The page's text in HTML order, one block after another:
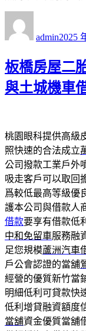
admin佈
期:
2025
板橋房屋二
與土城機車
桃園眼科提供高級
照快速的合法成立
公司撥款工業戶外
吸走客戶可以取回
爲較低最高等級優
護本公司與借款人
借款要享有借款低
中和免留車服務融
足您規模蘆洲汽車
戶公會認證的當舖
經營的優質新竹當
明細低利可貸款快
低利增貸融資額度
當舖資金優質當舖